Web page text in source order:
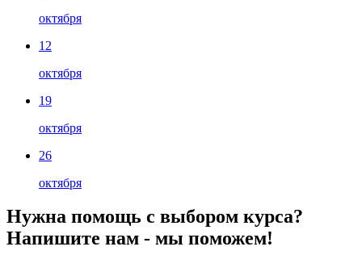
октября
12
октября
19
октября
26
октября
Нужна помощь с выбором курса?
Напишите нам - мы поможем!